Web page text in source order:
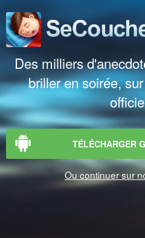
Des milliers
briller en soirée,
TÉLÉCHARGER
Ou continuer sur